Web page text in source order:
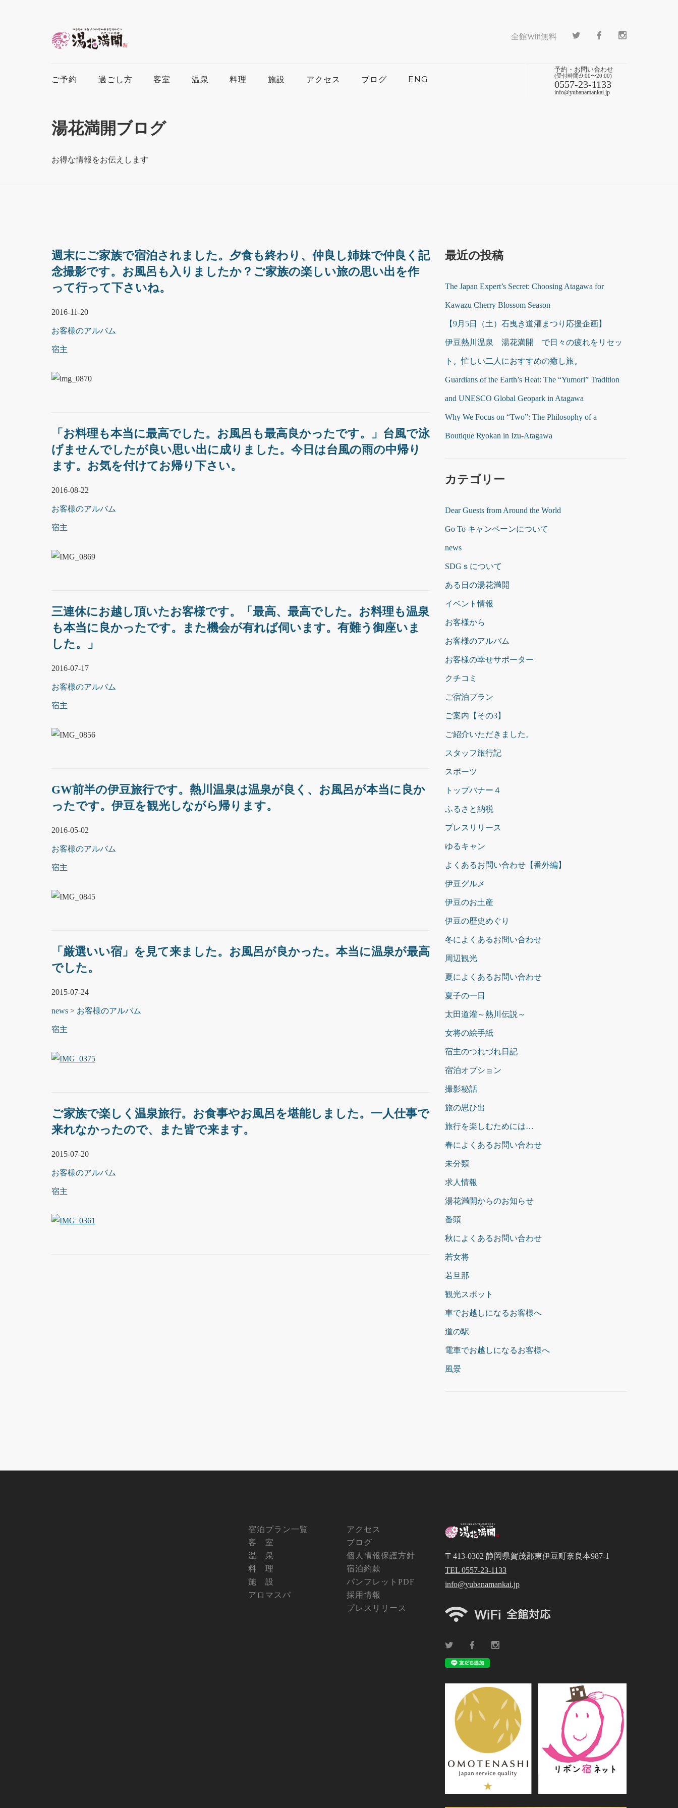
全館Wifi無料
ご予約 過ごし方 客室 温泉 料理 施設 アクセス ブログ ENG
予約・お問い合わせ
(受付時間:9:00〜20:00)
0557-23-1133
info@yubanamankai.jp
湯花満開ブログ
お得な情報をお伝えします
週末にご家族で宿泊されました。夕食も終わり、仲良し姉妹で仲良く記
念撮影です。お風呂も入りましたか？ご家族の楽しい旅の思い出を作
って行って下さいね。
2016-11-20
お客様のアルバム
宿主
「お料理も本当に最高でした。お風呂も最高良かったです。」台風で泳
げませんでしたが良い思い出に成りました。今日は台風の雨の中帰り
ます。お気を付けてお帰り下さい。
2016-08-22
お客様のアルバム
宿主
三連休にお越し頂いたお客様です。「最高、最高でした。お料理も温泉
も本当に良かったです。また機会が有れば伺います。有難う御座いま
した。」
2016-07-17
お客様のアルバム
宿主
GW前半の伊豆旅行です。熱川温泉は温泉が良く、お風呂が本当に良か
ったです。伊豆を観光しながら帰ります。
2016-05-02
お客様のアルバム
宿主
「厳選いい宿」を見て来ました。お風呂が良かった。本当に温泉が最高
でした。
2015-07-24
news > お客様のアルバム
宿主
ご家族で楽しく温泉旅行。お食事やお風呂を堪能しました。一人仕事で
来れなかったので、また皆で来ます。
2015-07-20
お客様のアルバム
宿主
最近の投稿
The Japan Expert’s Secret: Choosing Atagawa for
Kawazu Cherry Blossom Season
【9月5日（土）石曳き道灌まつり応援企画】
伊豆熱川温泉 湯花満開 で日々の疲れをリセッ
ト。忙しい二人におすすめの癒し旅。
Guardians of the Earth’s Heat: The “Yumori” Tradition
and UNESCO Global Geopark in Atagawa
Why We Focus on “Two”: The Philosophy of a
Boutique Ryokan in Izu-Atagawa
カテゴリー
Dear Guests from Around the World
Go To キャンペーンについて
news
SDGｓについて
ある日の湯花満開
イベント情報
お客様から
お客様のアルバム
お客様の幸せサポーター
クチコミ
ご宿泊プラン
ご案内【その3】
ご紹介いただきました。
スタッフ旅行記
スポーツ
トップバナー４
ふるさと納税
プレスリリース
ゆるキャン
よくあるお問い合わせ【番外編】
伊豆グルメ
伊豆のお土産
伊豆の歴史めぐり
冬によくあるお問い合わせ
周辺観光
夏によくあるお問い合わせ
夏子の一日
太田道灌～熱川伝説～
女将の絵手紙
宿主のつれづれ日記
宿泊オプション
撮影秘話
旅の思ひ出
旅行を楽しむためには…
春によくあるお問い合わせ
未分類
求人情報
湯花満開からのお知らせ
番頭
秋によくあるお問い合わせ
若女将
若旦那
観光スポット
車でお越しになるお客様へ
道の駅
電車でお越しになるお客様へ
風景
宿泊プラン一覧
客 室
温 泉
料 理
施 設
アロマスパ
アクセス
ブログ
個人情報保護方針
宿泊約款
パンフレットPDF
採用情報
プレスリリース
〒413-0302 静岡県賀茂郡東伊豆町奈良本987-1
TEL 0557-23-1133
info@yubanamankai.jp